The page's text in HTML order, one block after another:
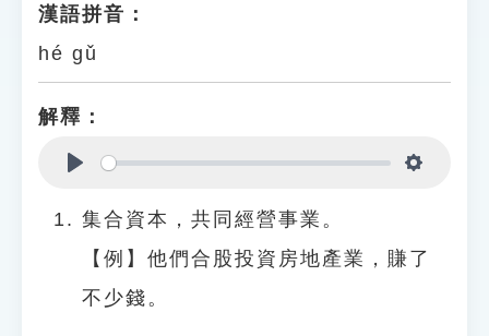
貓頭鷹博士
漢語拼音：
hé gǔ
解釋：
集合資本，共同經營事業。
【例】他們合股投資房地產業，賺了
不少錢。